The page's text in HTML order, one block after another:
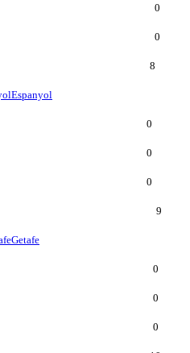
0
0
8
Espanyol
0
0
0
9
Getafe
0
0
0